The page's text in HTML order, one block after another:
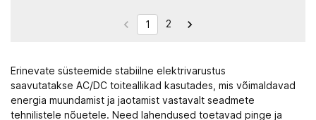
 1 2 
Erinevate süsteemide stabiilne elektrivarustus
saavutatakse AC/DC toiteallikad kasutades, mis võimaldavad
energia muundamist ja jaotamist vastavalt seadmete
tehnilistele nõuetele. Need lahendused toetavad pinge ja